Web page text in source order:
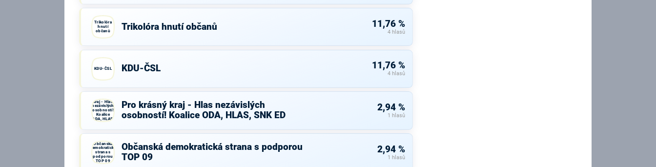
Trikolóra
hnutí
občanů
Trikolóra hnutí občanů 11,76 %
4 hlasů
KDU-ČSL KDU-ČSL 11,76 %
4 hlasů
kraj - Hlas
nezávislých
osobností!
Koalice
ODA, HLAS,
SNK ED
Pro krásný kraj - Hlas nezávislých
osobností! Koalice ODA, HLAS, SNK ED
2,94 %
1 hlasů
Občanská
demokratická
strana s
podporou
TOP 09
Občanská demokratická strana s podporou
TOP 09
2,94 %
1 hlasů